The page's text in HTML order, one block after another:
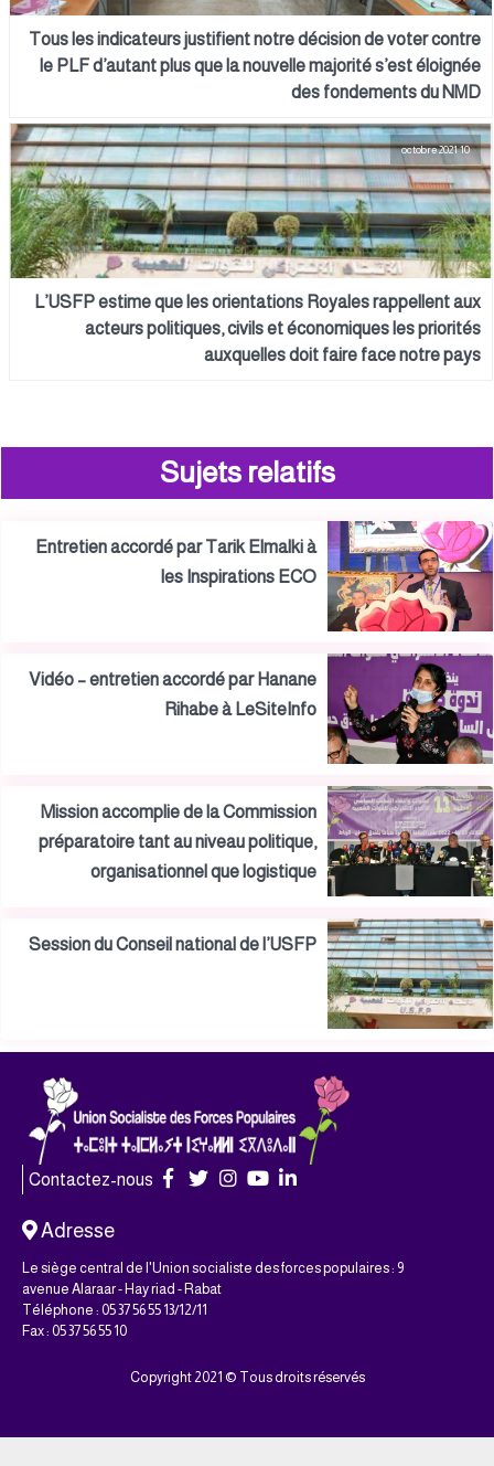
Tous les indicateurs justifient notre décision de voter contre
le PLF d’autant plus que la nouvelle majorité s’est éloignée
des fondements du NMD
10 octobre 2021
L’USFP estime que les orientations Royales rappellent aux
acteurs politiques, civils et économiques les priorités
auxquelles doit faire face notre pays
Sujets relatifs
Entretien accordé par Tarik Elmalki à
les Inspirations ECO
Vidéo – entretien accordé par Hanane
Rihabe à LeSiteInfo
Mission accomplie de la Commission
préparatoire tant au niveau politique,
organisationnel que logistique
Session du Conseil national de l’USFP
Contactez-nous
Adresse
Le siège central de l'Union socialiste des forces populaires : 9
avenue Alaraar - Hay riad - Rabat
Téléphone : 05 37 56 55 13/12/11
Fax : 05 37 56 55 10
Copyright 2021 © Tous droits réservés